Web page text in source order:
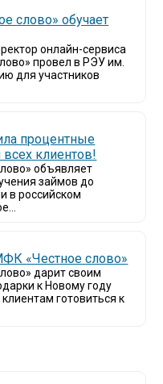
слово» обучает
онлайн-сервиса
провел в РЭУ им.
для участников
процентные
клиентов!
объявляет
займов до
в российском
«Честное слово»
дарит своим
к Новому году
готовиться к